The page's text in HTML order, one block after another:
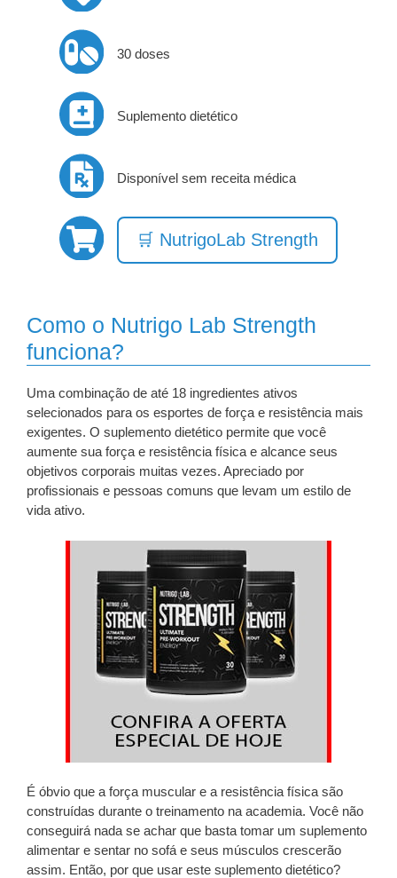
30 doses
Suplemento dietético
Disponível sem receita médica
🛒 NutrigoLab Strength
Como o Nutrigo Lab Strength
funciona?
Uma combinação de até 18 ingredientes ativos
selecionados para os esportes de força e resistência mais
exigentes. O suplemento dietético permite que você
aumente sua força e resistência física e alcance seus
objetivos corporais muitas vezes. Apreciado por
profissionais e pessoas comuns que levam um estilo de
vida ativo.
É óbvio que a força muscular e a resistência física são
construídas durante o treinamento na academia. Você não
conseguirá nada se achar que basta tomar um suplemento
alimentar e sentar no sofá e seus músculos crescerão
assim. Então, por que usar este suplemento dietético?